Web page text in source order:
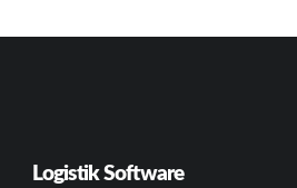
Logistik Software